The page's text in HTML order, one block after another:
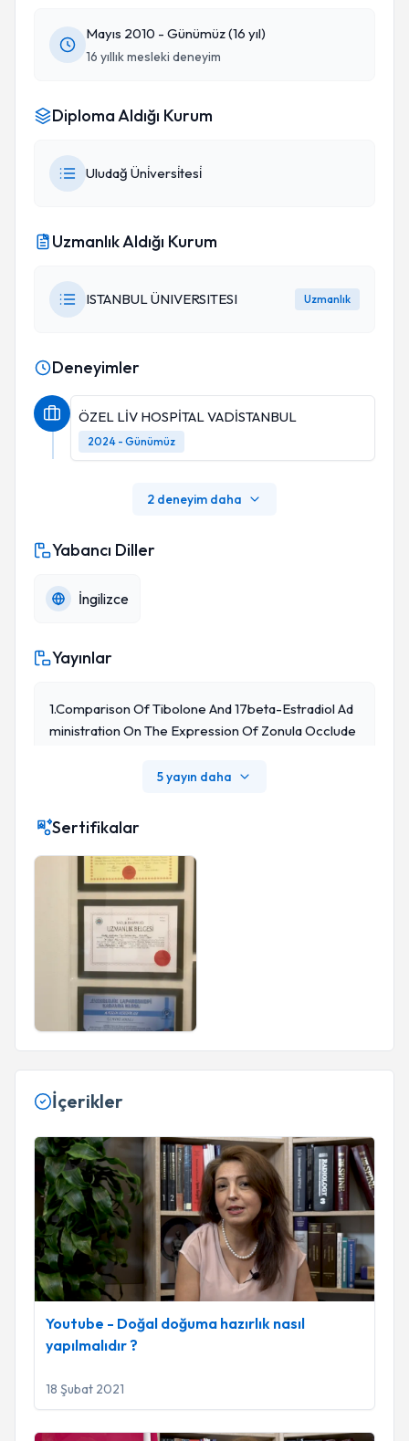
Mayıs 2010 - Günümüz (16 yıl)
16 yıllık mesleki deneyim
Diploma Aldığı Kurum
Uludağ Üni̇versi̇tesi̇
Uzmanlık Aldığı Kurum
ISTANBUL ÜNIVERSITESI Uzmanlık
Deneyimler
ÖZEL LİV HOSPİTAL VADİSTANBUL
2024 - Günümüz
2 deneyim daha
Yabancı Diller
İngilizce
Yayınlar
1.Comparison Of Tibolone And 17beta-Estradiol Ad
Ministration On The Expression Of Zonula Occlude
Fos Levels In The Brain Cortex And Hippocampus
Gor-Ug
5 yayın daha
Sertifikalar
İçerikler
Youtube - Doğal doğuma hazırlık nasıl yapılmalıdır ?
Youtube - Doğal doğuma hazırlık nasıl
yapılmalıdır ?
18 Şubat 2021